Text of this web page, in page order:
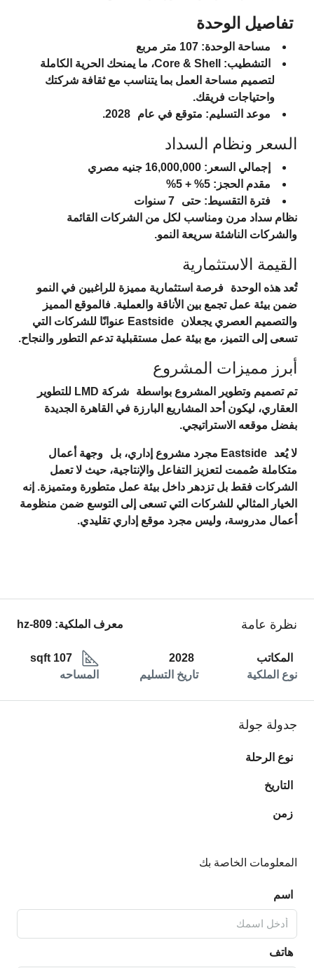
تفاصيل الوحدة
مساحة الوحدة:107 متر مربع
التشطيب:
Core & Shell، ما يمنحك الحرية الكاملة
لتصميم مساحة العمل بما يتناسب مع ثقافة شركتك
واحتياجات فريقك.
موعد التسليم:متوقع في عام 2028
.
السعر ونظام السداد
إجمالي السعر:16,000,000 جنيه مصري
مقدم الحجز:5% + 5%
فترة التقسيط:حتى 7 سنوات
نظام سداد مرن ومناسب لكل من الشركات القائمة
والشركات الناشئة سريعة النمو.
القيمة الاستثمارية
تُعد هذه الوحدة فرصة استثمارية مميزةللراغبين في النمو
ضمن بيئة عمل تجمع بين الأناقة والعملية. فالموقع المميز
والتصميم العصري يجعلان Eastsideعنوانًا للشركات التي
تسعى إلى التميز، مع بيئة عمل مستقبلية تدعم التطور والنجاح.
أبرز مميزات المشروع
تم تصميم وتطوير المشروع بواسطة
شركة LMD للتطوير
العقاري، ليكون أحد المشاريع البارزة في القاهرة الجديدة
بفضل موقعه الاستراتيجي.
لا يُعد Eastsideمجرد مشروع إداري، بل وجهة أعمال
متكاملةصُممت لتعزيز التفاعل والإنتاجية، حيث لا تعمل
الشركات فقط بل تزدهر داخل بيئة عمل متطورة ومتميزة. إنه
الخيار المثالي للشركات التي تسعى إلى التوسع ضمن منظومة
أعمال مدروسة، وليس مجرد موقع إداري تقليدي.
نظرة عامة معرف الملكية:hz-809
المكاتب
نوع الملكية
2028
تاريخ التسليم
107 sqft
المساحه
جدولة جولة
نوع الرحلة
التاريخ
زمن
المعلومات الخاصة بك
اسم
هاتف